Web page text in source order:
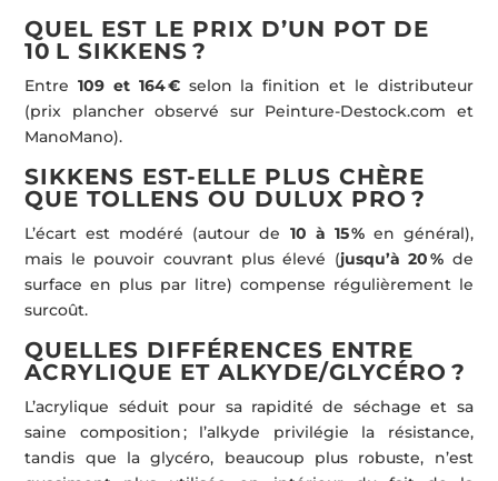
QUEL EST LE PRIX D’UN POT DE
10 L SIKKENS ?
Entre109 et 164 €selon la finition et le distributeur
(prix plancher observé sur Peinture-Destock.com et
ManoMano).
SIKKENS EST-ELLE PLUS CHÈRE
QUE TOLLENS OU DULUX PRO ?
L’écart est modéré (autour de 10 à 15 %en général),
mais le pouvoir couvrant plus élevé (jusqu’à 20 % de
surface en plus par litre) compense régulièrement le
surcoût.
QUELLES DIFFÉRENCES ENTRE
ACRYLIQUE ET ALKYDE/GLYCÉRO ?
L’acrylique séduit pour sa rapidité de séchage et sa
saine composition ; l’alkyde privilégie la résistance,
tandis que la glycéro, beaucoup plus robuste, n’est